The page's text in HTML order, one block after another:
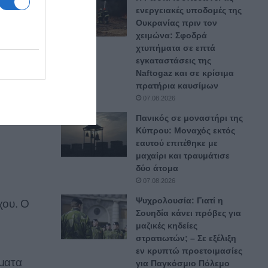
Ο
ενεργειακές υποδομές της
Ουκρανίας πριν τον
χειμώνα: Σφοδρά
χτυπήματα σε επτά
εγκαταστάσεις της
Naftogaz και σε κρίσιμα
πρατήρια καυσίμων
07.08.2026
Πανικός σε μοναστήρι της
Κύπρου: Μοναχός εκτός
εαυτού επιτέθηκε με
μαχαίρι και τραυμάτισε
δύο άτομα
07.08.2026
Ψυχρολουσία: Γιατί η
Σουηδία κάνει πρόβες για
μαζικές κηδείες
στρατιωτών; – Σε εξέλιξη
εν κρυπτώ προετοιμασίες
για Παγκόσμιο Πόλεμο